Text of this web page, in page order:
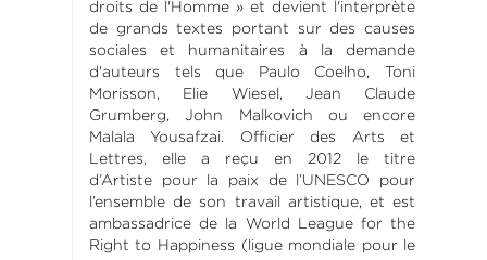
droits de l'Homme » et devient l'interprète
de grands textes portant sur des causes
sociales et humanitaires à la demande
d'auteurs tels que Paulo Coelho, Toni
Morisson, Elie Wiesel, Jean Claude
Grumberg, John Malkovich ou encore
Malala Yousafzai. Officier des Arts et
Lettres, elle a reçu en 2012 le titre
d’Artiste pour la paix de l’UNESCO pour
l’ensemble de son travail artistique, et est
ambassadrice de la World League for the
Right to Happiness (ligue mondiale pour le